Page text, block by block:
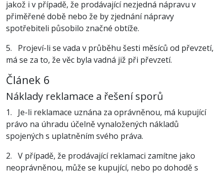
jakož i v případě, že prodávající nezjedná nápravu v
přiměřené době nebo že by zjednání nápravy
spotřebiteli působilo značné obtíže.
5. Projeví-li se vada v průběhu šesti měsíců od převzetí,
má se za to, že věc byla vadná již při převzetí.
Článek 6
Náklady reklamace a řešení sporů
1. Je-li reklamace uznána za oprávněnou, má kupující
právo na úhradu účelně vynaložených nákladů
spojených s uplatněním svého práva.
2. V případě, že prodávající reklamaci zamítne jako
neoprávněnou, může se kupující, nebo po dohodě s